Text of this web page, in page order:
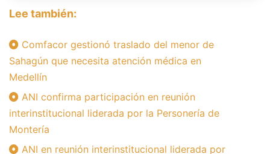
Lee también:
Comfacor gestionó traslado del menor de
Sahagún que necesita atención médica en
Medellín
ANI confirma participación en reunión
interinstitucional liderada por la Personería de
Montería
ANI en reunión interinstitucional liderada por